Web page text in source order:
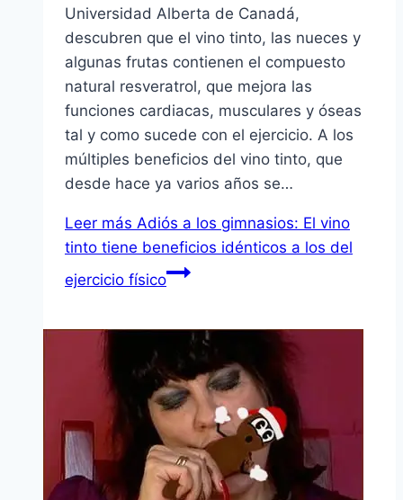
Universidad Alberta de Canadá,
descubren que el vino tinto, las nueces y
algunas frutas contienen el compuesto
natural resveratrol, que mejora las
funciones cardiacas, musculares y óseas
tal y como sucede con el ejercicio. A los
múltiples beneficios del vino tinto, que
desde hace ya varios años se…
Leer más Adiós a los gimnasios: El vino
tinto tiene beneficios idénticos a los del
ejercicio físico